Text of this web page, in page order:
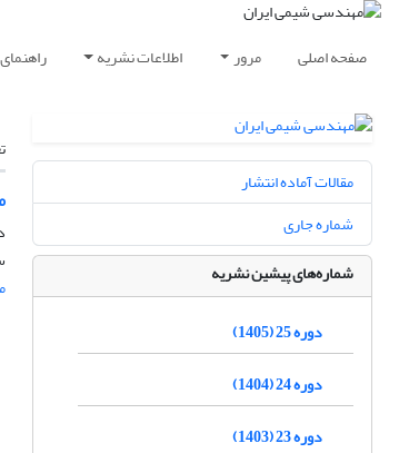
صفحه اصلی مرور اطلاعات نشریه
مقالات آماده انتشار
شماره جاری
شماره‌های پیشین نشریه
دوره 25 (1405)
دوره 24 (1404)
دوره 23 (1403)